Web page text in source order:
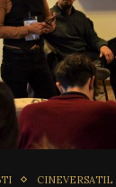
CINEVERSATIL